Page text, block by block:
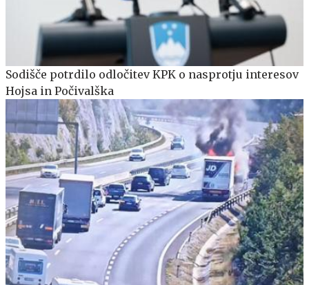
Sodišče potrdilo odločitev KPK o nasprotju interesov
Hojsa in Počivalška